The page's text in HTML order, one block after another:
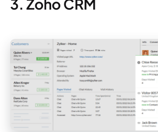
3. Zoho CRM